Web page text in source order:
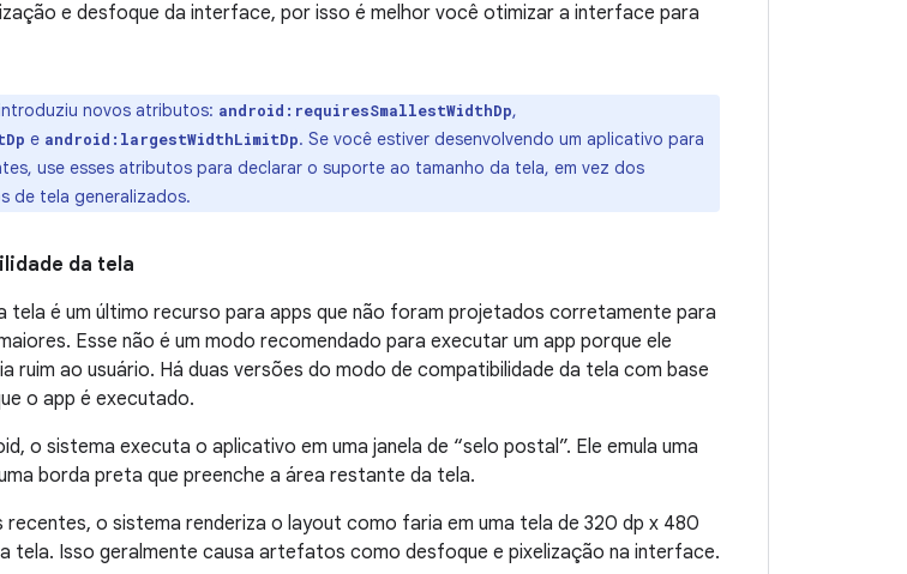
e desfoque da interface, por isso é melhor você otimizar a interface para
novos atributos: android:requiresSmallestWidthDp,
e android:largestWidthLimitDp. Se você estiver desenvolvendo um aplicativo para
use esses atributos para declarar o suporte ao tamanho da tela, em vez dos
de tela generalizados.
da tela
tela é um último recurso para apps que não foram projetados corretamente para
Esse não é um modo recomendado para executar um app porque ele
ruim ao usuário. Há duas versões do modo de compatibilidade da tela com base
o app é executado.
o sistema executa o aplicativo em uma janela de “selo postal”. Ele emula uma
borda preta que preenche a área restante da tela.
recentes, o sistema renderiza o layout como faria em uma tela de 320 dp x 480
tela. Isso geralmente causa artefatos como desfoque e pixelização na interface.